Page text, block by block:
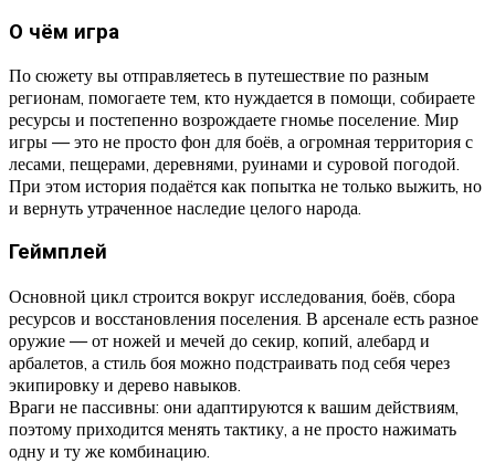
О чём игра
По сюжету вы отправляетесь в путешествие по разным
регионам, помогаете тем, кто нуждается в помощи, собираете
ресурсы и постепенно возрождаете гномье поселение. Мир
игры — это не просто фон для боёв, а огромная территория с
лесами, пещерами, деревнями, руинами и суровой погодой.
При этом история подаётся как попытка не только выжить, но
и вернуть утраченное наследие целого народа.
Геймплей
Основной цикл строится вокруг исследования, боёв, сбора
ресурсов и восстановления поселения. В арсенале есть разное
оружие — от ножей и мечей до секир, копий, алебард и
арбалетов, а стиль боя можно подстраивать под себя через
экипировку и дерево навыков.
Враги не пассивны: они адаптируются к вашим действиям,
поэтому приходится менять тактику, а не просто нажимать
одну и ту же комбинацию.